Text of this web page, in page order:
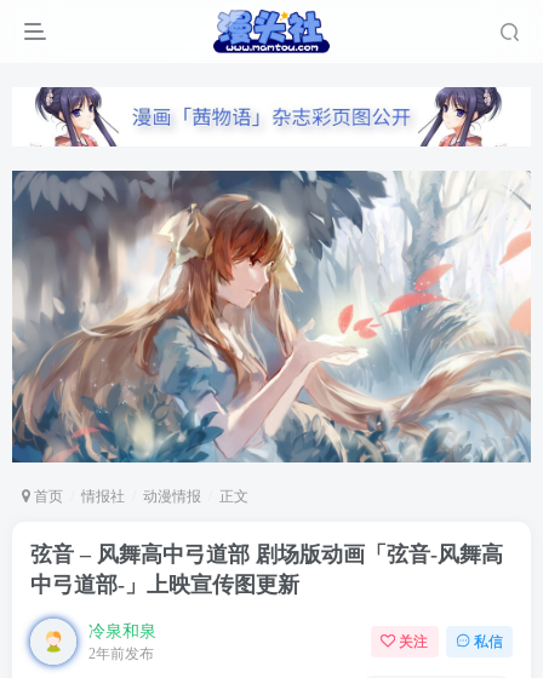
首页 情报社 动漫情报 正文
弦音 – 风舞高中弓道部 剧场版动画「弦音-风舞高
中弓道部-」上映宣传图更新
冷泉和泉
2年前发布
关注 私信